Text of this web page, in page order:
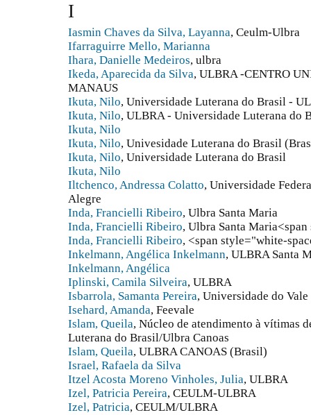
I
Iasmin Chaves da Silva, Layanna, Ceulm-Ulbra
Ifarraguirre Mello, Marianna
Ihara, Danielle Medeiros, ulbra
Ikeda, Aparecida da Silva, ULBRA -CENTRO
MANAUS
Ikuta, Nilo, Universidade Luterana do Brasil -
Ikuta, Nilo, ULBRA - Universidade Luterana do
Ikuta, Nilo
Ikuta, Nilo, Univesidade Luterana do Brasil
Ikuta, Nilo, Universidade Luterana do Brasil
Ikuta, Nilo
Iltchenco, Andressa Colatto, Universidade
Alegre
Inda, Francielli Ribeiro, Ulbra Santa Maria
Inda, Francielli Ribeiro, Ulbra Santa
Inda, Francielli Ribeiro, <span style="white-
Inkelmann, Angélica Inkelmann, ULBRA Santa
Inkelmann, Angélica
Iplinski, Camila Silveira, ULBRA
Isbarrola, Samanta Pereira, Universidade do
Isehard, Amanda, Feevale
Islam, Queila, Núcleo de atendimento à vítimas
Luterana do Brasil/Ulbra Canoas
Islam, Queila, ULBRA CANOAS (Brasil)
Israel, Rafaela da Silva
Itzel Acosta Moreno Vinholes, Julia, ULBRA
Izel, Patricia Pereira, CEULM-ULBRA
Izel, Patricia, CEULM/ULBRA